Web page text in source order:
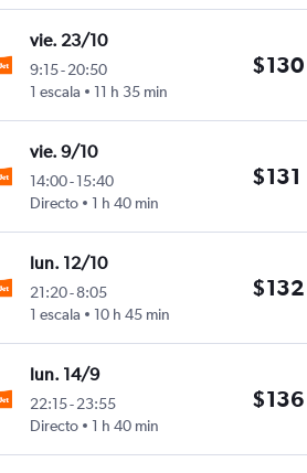
vie. 23/10
9:15-20:50
1 escala
11 h 35 min
$130
vie. 9/10
14:00-15:40
Directo
1 h 40 min
$131
lun. 12/10
21:20-8:05
1 escala
10 h 45 min
$132
lun. 14/9
22:15-23:55
Directo
1 h 40 min
$136